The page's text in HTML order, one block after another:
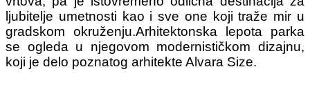
ljubitelje umetnosti kao i sve one koji traže mir u
gradskom okruženju.Arhitektonska lepota parka
se ogleda u njegovom modernističkom dizajnu,
koji je delo poznatog arhitekte Alvara Size.